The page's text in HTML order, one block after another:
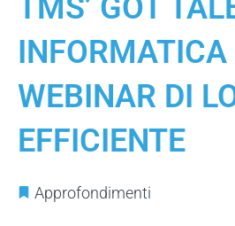
TMS’ GOT
INFORMATICA
WEBINAR DI
EFFICIENTE
Approfondimenti